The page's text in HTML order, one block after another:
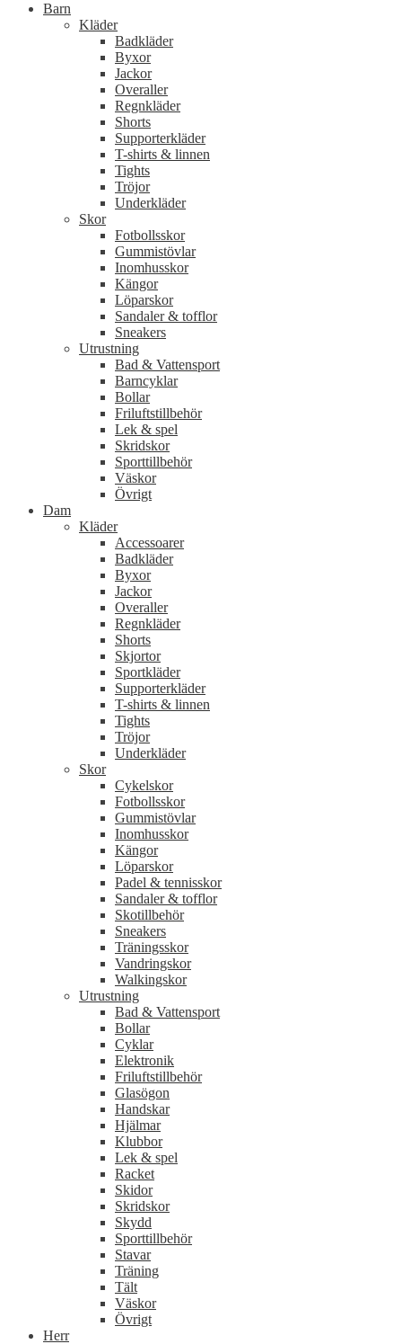
Barn
Kläder
Badkläder
Byxor
Jackor
Overaller
Regnkläder
Shorts
Supporterkläder
T-shirts & linnen
Tights
Tröjor
Underkläder
Skor
Fotbollsskor
Gummistövlar
Inomhusskor
Kängor
Löparskor
Sandaler & tofflor
Sneakers
Utrustning
Bad & Vattensport
Barncyklar
Bollar
Friluftstillbehör
Lek & spel
Skridskor
Sporttillbehör
Väskor
Övrigt
Dam
Kläder
Accessoarer
Badkläder
Byxor
Jackor
Overaller
Regnkläder
Shorts
Skjortor
Sportkläder
Supporterkläder
T-shirts & linnen
Tights
Tröjor
Underkläder
Skor
Cykelskor
Fotbollsskor
Gummistövlar
Inomhusskor
Kängor
Löparskor
Padel & tennisskor
Sandaler & tofflor
Skotillbehör
Sneakers
Träningsskor
Vandringskor
Walkingskor
Utrustning
Bad & Vattensport
Bollar
Cyklar
Elektronik
Friluftstillbehör
Glasögon
Handskar
Hjälmar
Klubbor
Lek & spel
Racket
Skidor
Skridskor
Skydd
Sporttillbehör
Stavar
Träning
Tält
Väskor
Övrigt
Herr